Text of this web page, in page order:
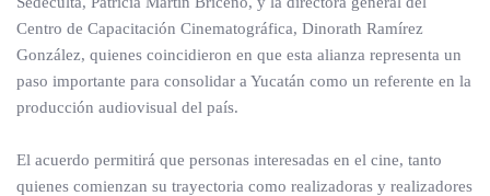
Centro de Capacitación Cinematográfica, Dinorath Ramírez
González, quienes coincidieron en que esta alianza representa un
paso importante para consolidar a Yucatán como un referente en la
producción audiovisual del país.
El acuerdo permitirá que personas interesadas en el cine, tanto
quienes comienzan su trayectoria como realizadoras y realizadores